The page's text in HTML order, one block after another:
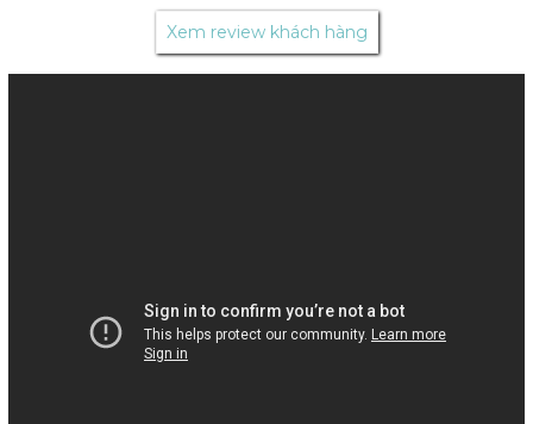
Xem review khách hàng